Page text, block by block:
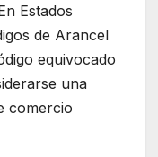
Estados
de Arancel
equivocado
una
comercio